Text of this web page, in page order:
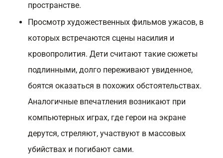
пространстве.
Просмотр художественных фильмов ужасов, в
которых встречаются сцены насилия и
кровопролития. Дети считают такие сюжеты
подлинными, долго переживают увиденное,
боятся оказаться в похожих обстоятельствах.
Аналогичные впечатления возникают при
компьютерных играх, где герои на экране
дерутся, стреляют, участвуют в массовых
убийствах и погибают сами.